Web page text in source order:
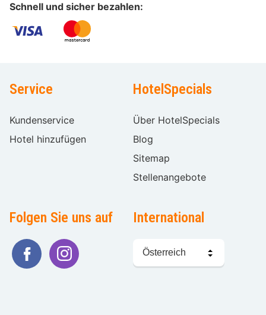
Schnell und sicher bezahlen:
Service
Kundenservice
Hotel hinzufügen
HotelSpecials
Über HotelSpecials
Blog
Sitemap
Stellenangebote
Folgen Sie uns auf International
Sprache
wählen